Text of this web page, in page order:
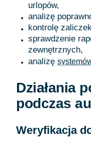
urlopów,
analizę
kontrolę
sprawdzenie
zewnętrznych,
analizę
Działania
podczas
Weryfikacja